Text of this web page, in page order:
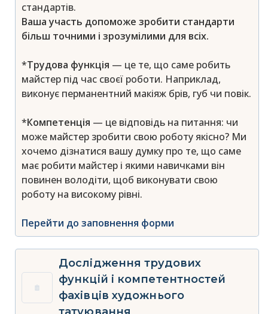
стандартів.
Ваша участь допоможе зробити стандарти
більш точними і зрозумілими для всіх.
*Трудова функція — це те, що саме робить
майстер під час своєї роботи. Наприклад,
виконує перманентний макіяж брів, губ чи повік.
*Компетенція — це відповідь на питання: чи
може майстер зробити свою роботу якісно? Ми
хочемо дізнатися вашу думку про те, що саме
має робити майстер і якими навичками він
повинен володіти, щоб виконувати свою
роботу на високому рівні.
Перейти до заповнення форми
Дослідження трудових
функцій і компетентностей
фахівців художнього